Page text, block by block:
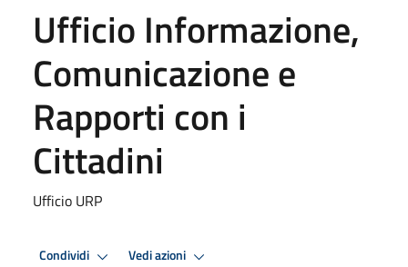
Ufficio Informazione,
Comunicazione e
Rapporti con i
Cittadini
Ufficio URP
Condividi Vedi azioni